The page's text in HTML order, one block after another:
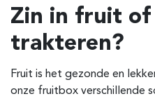
Zin in fruit of
trakteren?
Fruit is het gezonde en
onze fruitbox verschillende